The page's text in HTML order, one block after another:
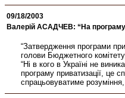
09/18/2003
Валерій АСАДЧЕВ: “На програму
“Затвердження програми
голови Бюджетного
“Ні в кого в Україні не
програму приватизації, це
спрацьовуватиме